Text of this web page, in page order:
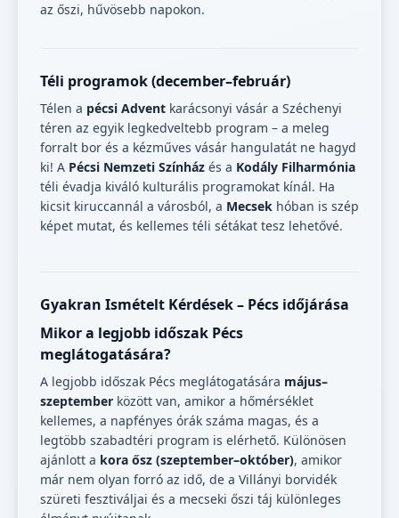
az őszi, hűvösebb napokon.
Téli programok (december–február)
Télen a pécsi Advent karácsonyi vásár a Széchenyi
téren az egyik legkedveltebb program – a meleg
forralt bor és a kézműves vásár hangulatát ne hagyd
ki! A Pécsi Nemzeti Színház és a Kodály Filharmónia
téli évadja kiváló kulturális programokat kínál. Ha
kicsit kiruccannál a városból, a Mecsek hóban is szép
képet mutat, és kellemes téli sétákat tesz lehetővé.
Gyakran Ismételt Kérdések – Pécs időjárása
Mikor a legjobb időszak Pécs
meglátogatására?
A legjobb időszak Pécs meglátogatására május–
szeptember között van, amikor a hőmérséklet
kellemes, a napfényes órák száma magas, és a
legtöbb szabadtéri program is elérhető. Különösen
ajánlott a kora ősz (szeptember–október), amikor
már nem olyan forró az idő, de a Villányi borvidék
szüreti fesztiváljai és a mecseki őszi táj különleges